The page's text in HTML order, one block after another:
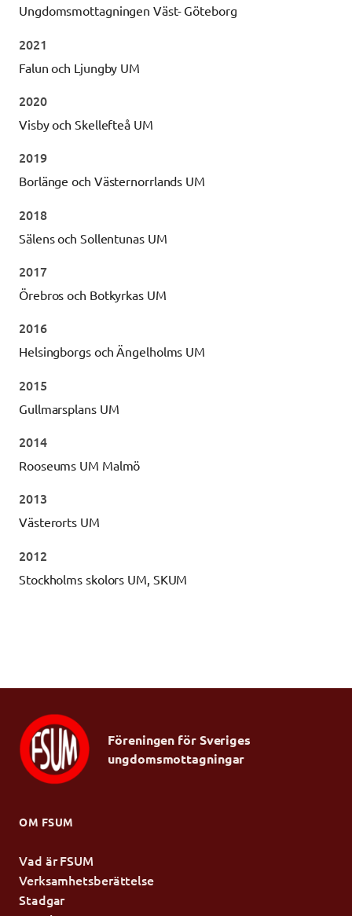
Ungdomsmottagningen Väst- Göteborg
2021
Falun och Ljungby UM
2020
Visby och Skellefteå UM
2019
Borlänge och Västernorrlands UM
2018
Sälens och Sollentunas UM
2017
Örebros och Botkyrkas UM
2016
Helsingborgs och Ängelholms UM
2015
Gullmarsplans UM
2014
Rooseums UM Malmö
2013
Västerorts UM
2012
Stockholms skolors UM, SKUM
Föreningen för Sveriges
ungdomsmottagningar
OM FSUM
Vad är FSUM
Verksamhetsberättelse
Stadgar